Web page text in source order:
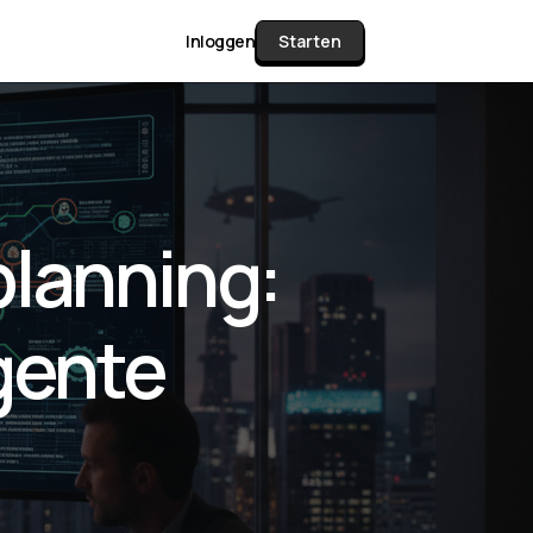
Matrix
alle pakketten en mogelijkheden
documenten verzamelen en facturen
tot controleren, boeken, bank
& klant dashboard.
Inloggen Starten